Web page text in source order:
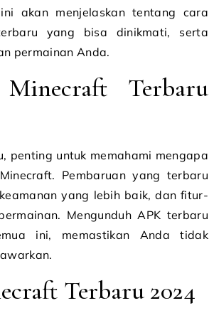
akan menjelaskan tentang cara
yang bisa dinikmati, serta
permainan Anda.
Terbaru
penting untuk memahami mengapa
Pembaruan yang terbaru
yang lebih baik, dan fitur-
Mengunduh APK terbaru
ini, memastikan Anda tidak
Terbaru 2024